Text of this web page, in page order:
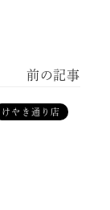
けやき通り店